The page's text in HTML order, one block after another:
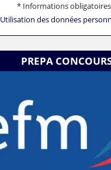
* Informations obligatoires
Utilisation des données
PREPA